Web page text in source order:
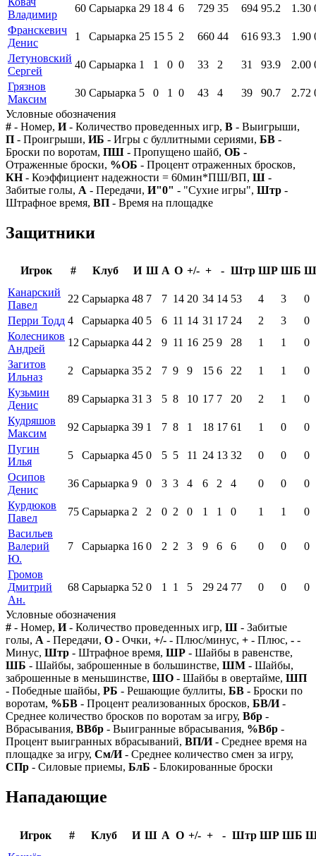
Владимир
60 Сарыарка 29 18 4 6 729 35 694 95.2 1.30
Франскевич
Денис
1 Сарыарка 25 15 5 2 660 44 616 93.3 1.90
Летуновский
Сергей
40 Сарыарка 1 1 0 0 33 2 31 93.9 2.00
Грязнов
Максим
30 Сарыарка 5 0 1 0 43 4 39 90.7 2.72
Условные обозначения
# - Номер, И- Количество проведенных игр, В - Выигрыши,
П - Проигрыши, ИБ - Игры с буллитными сериями, БВ -
Броски по воротам, ПШ - Пропущено шайб, ОБ -
Отраженные броски, %ОБ - Процент отраженных бросков,
КН- Коэффициент надежности = 60мин*ПШ/ВП, Ш -
Забитые голы, А - Передачи, И"0" - "Сухие игры", Штр -
Штрафное время, ВП - Время на площадке
Защитники
Игрок # Клуб И Ш А О +/- + - Штр ШР ШБ
Канарский
Павел
22 Сарыарка 48 7 7 14 20 34 14 53 4 3
0
Перри Тодд 4 Сарыарка 40 5 6 11 14 31 17 24 2 3
0
Колесников
Андрей
12 Сарыарка 44 2 9 11 16 25 9 28 1 1
0
Загитов
Ильназ
2 Сарыарка 35 2 7 9 9 15 6 22 1 1
0
Кузьмин
Денис
89 Сарыарка 31 3 5 8 10 17 7 20 2 1
0
Кудряшов
Максим
92 Сарыарка 39 1 7 8 1 18 17 61 1 0
0
Пугин
Илья
5 Сарыарка 45 0 5 5 11 24 13 32 0 0
0
Осипов
Денис
36 Сарыарка 9 0 3 3 4 6 2 4 0 0
0
Курдюков
Павел
75 Сарыарка 2 2 0 2 0 1 1 0 1 1
0
Васильев
Валерий
Ю.
7 Сарыарка 16 0 2 2 3 9 6 6 0 0 0
Громов
Дмитрий
Ан.
68 Сарыарка 52 0 1 1 5 29 24 77 0 0 0
Условные обозначения
# - Номер, И- Количество проведенных игр, Ш - Забитые
голы, А - Передачи, О - Очки, +/- - Плюс/минус, + - Плюс, - -
Минус, Штр - Штрафное время, ШР - Шайбы в равенстве,
ШБ - Шайбы, заброшенные в большинстве, ШМ - Шайбы,
заброшенные в меньшинстве, ШО - Шайбы в овертайме, ШП
- Победные шайбы, РБ - Решающие буллиты, БВ - Броски по
воротам, %БВ - Процент реализованных бросков, БВ/И-
Среднее количество бросков по воротам за игру, Вбр -
Вбрасывания, ВВбр - Выигранные вбрасывания, %Вбр -
Процент выигранных вбрасываний, ВП/И- Среднее время на
площадке за игру, См/И- Среднее количество смен за игру,
СПр - Силовые приемы, БлБ - Блокированные броски
Нападающие
Игрок # Клуб И Ш А О +/- + - Штр ШР ШБ